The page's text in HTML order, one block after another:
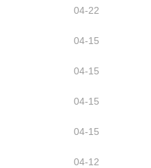
04-22
04-15
04-15
04-15
04-15
04-12